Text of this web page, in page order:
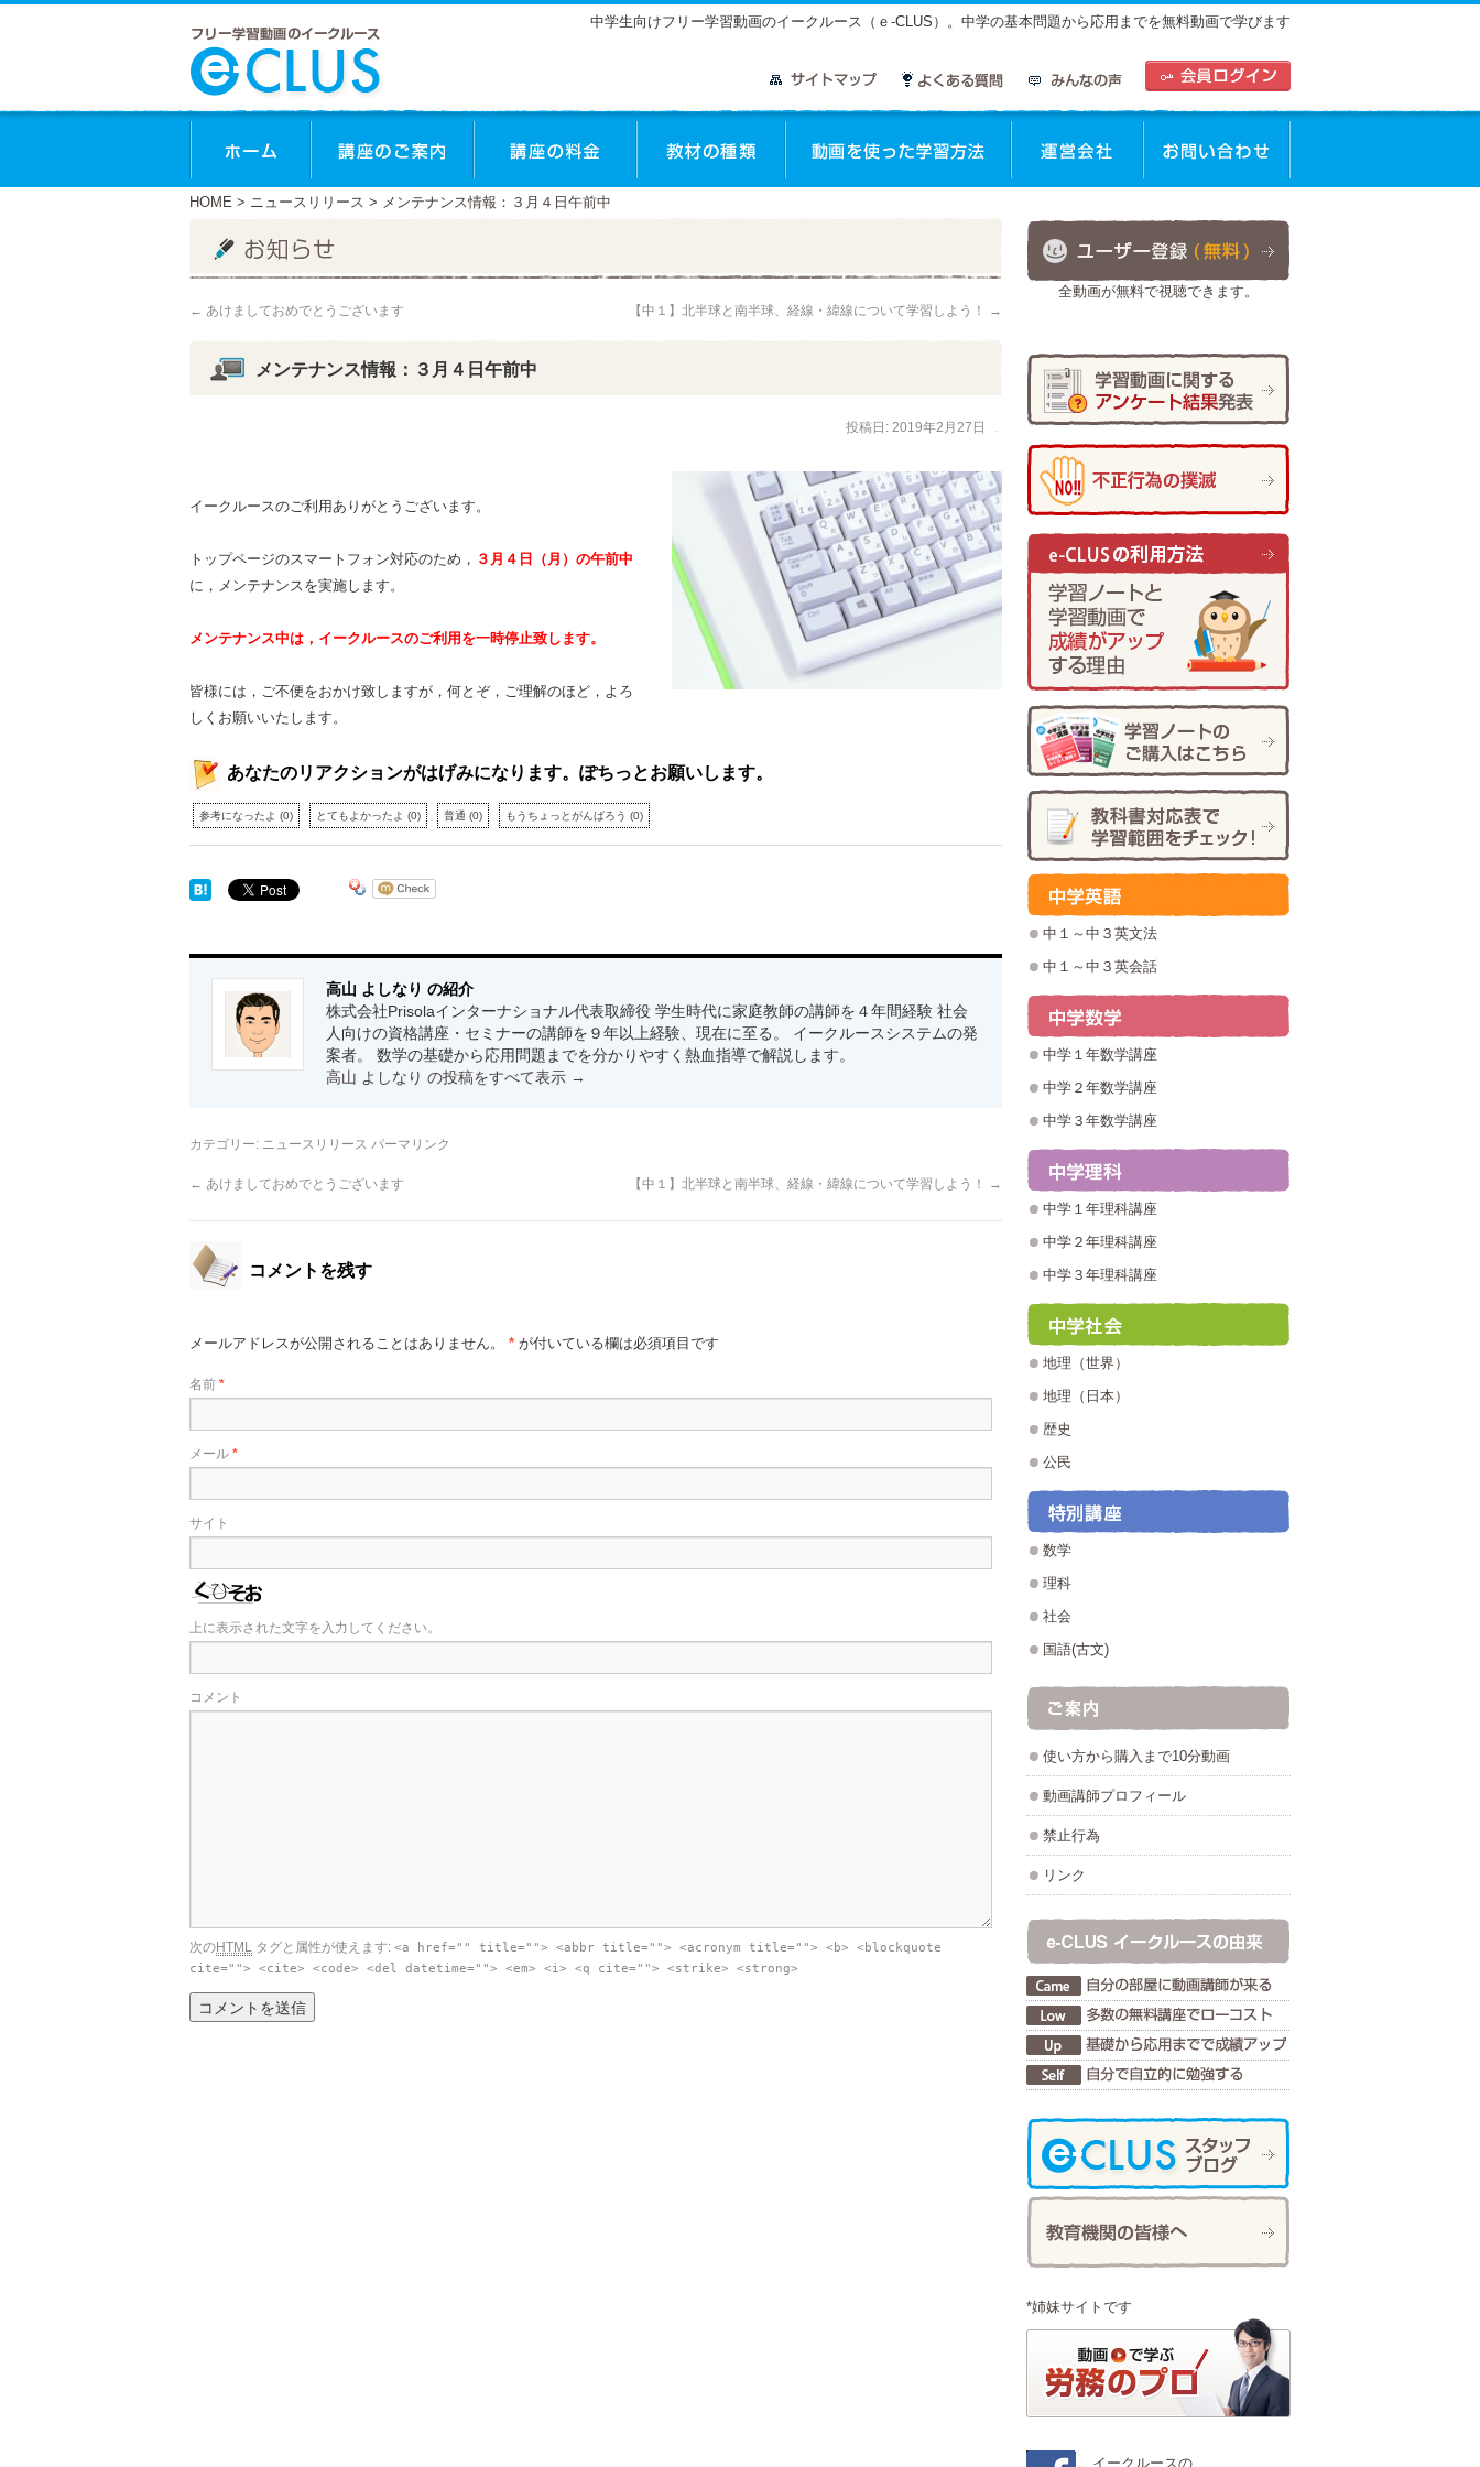
中学生向けフリー学習動画のイークルース（ｅ-CLUS）。中学の基本問題から応用までを無料動画で学びます
ホーム 講座のご案内 講座の料金 教材の種類 動画を使った学習方法運営会社 お問合せ
HOME > ニュースリリース > メンテナンス情報：３月４日午前中
← あけましておめでとうございます 【中１】北半球と南半球、経線・緯線について学習しよう！ →
メンテナンス情報：３月４日午前中
投稿日: 2019年2月27日
イークルースのご利用ありがとうございます。
トップページのスマートフォン対応のため， ３月４日（月）の午前中
に，メンテナンスを実施します。
メンテナンス中は，イークルースのご利用を一時停止致します。
皆様には，ご不便をおかけ致しますが，何とぞ，ご理解のほど，よろ
しくお願いいたします。
あなたのリアクションがはげみになります。ぽちっとお願いします。
参考になったよ (0) とてもよかったよ (0) 普通 (0) もうちょっとがんばろう (0)
高山 よしなり の紹介
株式会社Prisolaインターナショナル代表取締役 学生時代に家庭教師の講師を４年間経験 社会
人向けの資格講座・セミナーの講師を９年以上経験、現在に至る。 イークルースシステムの発
案者。 数学の基礎から応用問題までを分かりやすく熱血指導で解説します。
高山 よしなり の投稿をすべて表示 →
カテゴリー: ニュースリリース パーマリンク
← あけましておめでとうございます 【中１】北半球と南半球、経線・緯線について学習しよう！ →
コメントを残す
メールアドレスが公開されることはありません。 * が付いている欄は必須項目です
名前 *
メール *
サイト
上に表示された文字を入力してください。
コメント
次のHTML タグと属性が使えます: <a href="" title=""> <abbr title=""> <acronym title=""> <b> <blockquote
cite=""> <cite> <code> <del datetime=""> <em> <i> <q cite=""> <strike> <strong>
全動画が無料で視聴できます。
中１～中３英文法
中１～中３英会話
中学１年数学講座
中学２年数学講座
中学３年数学講座
中学１年理科講座
中学２年理科講座
中学３年理科講座
地理（世界）
地理（日本）
歴史
公民
数学
理科
社会
国語(古文)
使い方から購入まで10分動画
動画講師プロフィール
禁止行為
リンク
*姉妹サイトです
イークルースの